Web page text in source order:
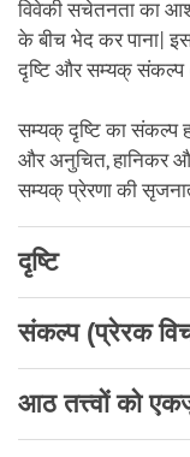
विवेकी सचेतनता का
के बीच भेद कर पाना|
दृष्टि और सम्यक् संकल्प
सम्यक् दृष्टि का संकल्प
और अनुचित, हानिकर
सम्यक् प्रेरणा की
दृष्टि
संकल्प (प्रेरक
आठ तत्त्वों को